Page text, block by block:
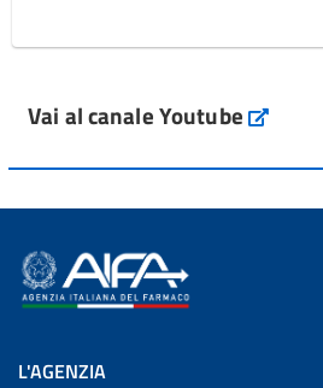
Vai al canale Youtube
L'AGENZIA